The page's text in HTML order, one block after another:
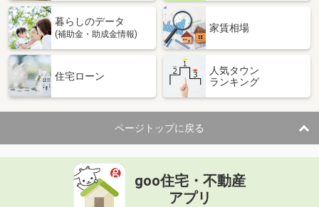
暮らしのデータ
(補助金・助成金情報)
家賃相場
住宅ローン
人気タウン
ランキング
ページトップに戻る
goo住宅・不動産
アプリ